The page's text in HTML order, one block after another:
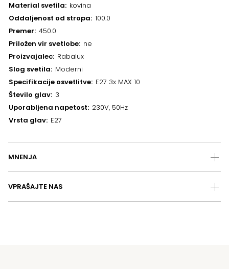
Material svetila kovina
Oddaljenost od stropa 100.0
Premer 450.0
Priložen vir svetlobe ne
Proizvajalec Rabalux
Slog svetila Moderni
Specifikacije osvetlitve E27 3x MAX 10
Število glav 3
Uporabljena napetost 230V, 50Hz
Vrsta glav E27
MNENJA
VPRAŠAJTE NAS